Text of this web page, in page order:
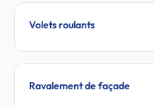
Volets roulants
Ravalement de façade